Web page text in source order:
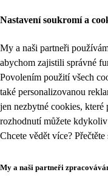
Nastavení soukromí a
My a naši partneři
abychom zajistili správné
Povolením použití všech
také personalizovanou
jen nezbytné cookies,
rozhodnutí můžete
Chcete vědět více?
My a naši partneři